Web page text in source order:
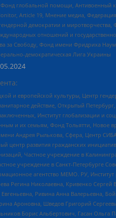
глобальной помощи, Антивоенный
Article 19, Мнение медиа,
демократии и
отношений и
Свободу, Фонд имени Фридриха
демократическая Лига Украины
и европейской культуры, Центр
действие, Открытый
Институт глобализации
и их семьям, Фонд Тольятти, Новое
Андрея Рылькова, Сфера, Центр
центр развития гражданских
Частное учреждение в
учреждение в Санкт-Петербурге
агентство МЕМО. РУ,
Регина Николаевна, Кривенко
Ривина Анна Валерьевна,
Ароновна, Шведов Григорий
Борис Альбертович, Гасан